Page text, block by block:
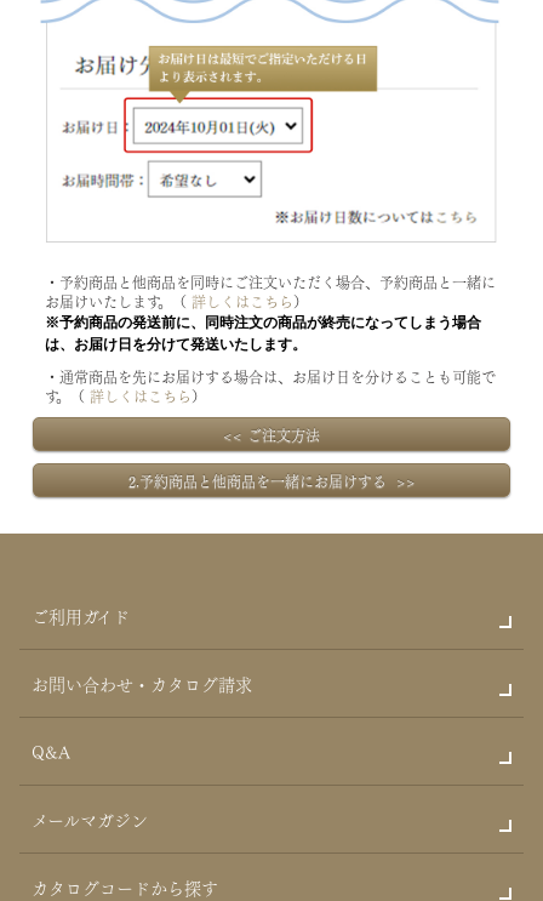
・予約商品と他商品を同時にご注文いただく場合、予約商品と一緒に
お届けいたします。（ 詳しくはこちら）
※予約商品の発送前に、同時注文の商品が終売になってしまう場合
は、お届け日を分けて発送いたします。
・通常商品を先にお届けする場合は、お届け日を分けることも可能で
す。（ 詳しくはこちら）
<< ご注文方法
2.予約商品と他商品を一緒にお届けする >>
ご利用ガイド
お問い合わせ・カタログ請求
Q&A
メールマガジン
カタログコードから探す